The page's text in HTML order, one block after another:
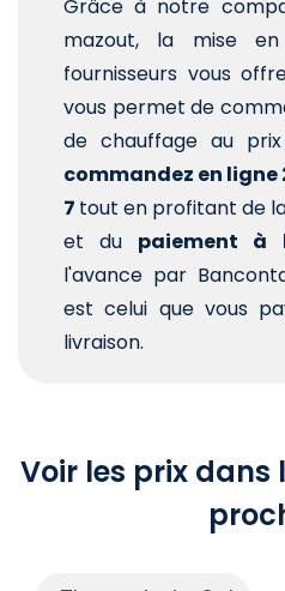
Grâce à notre
mazout, la mise
fournisseurs vous
vous permet de
de chauffage au
commandez en ligne
7 tout en profitant de
et du paiement à
l'avance par
est celui que vous
livraison.
Voir les prix dans